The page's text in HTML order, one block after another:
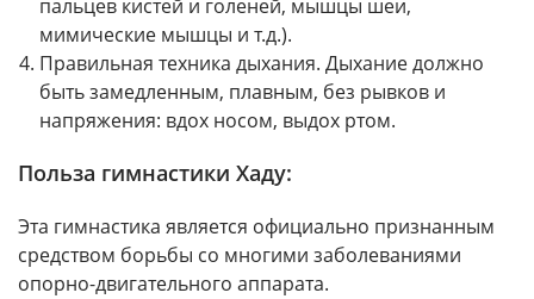
пальцев кистей и голеней, мышцы шеи,
мимические мышцы и т.д.).
Правильная техника дыхания. Дыхание должно
быть замедленным, плавным, без рывков и
напряжения: вдох носом, выдох ртом.
Польза гимнастики Хаду:
Эта гимнастика является официально признанным
средством борьбы со многими заболеваниями
опорно-двигательного аппарата.